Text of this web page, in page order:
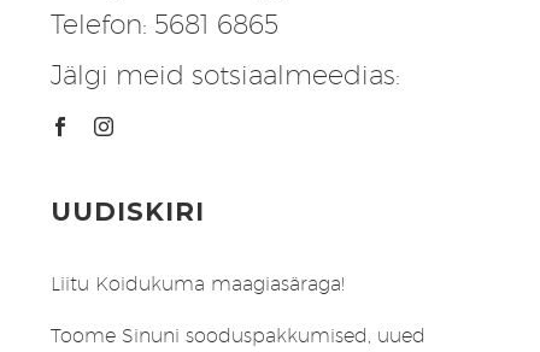
Telefon: 5681 6865
Jälgi meid sotsiaalmeedias:
UUDISKIRI
Liitu Koidukuma maagiasäraga!
Toome Sinuni sooduspakkumised, uued